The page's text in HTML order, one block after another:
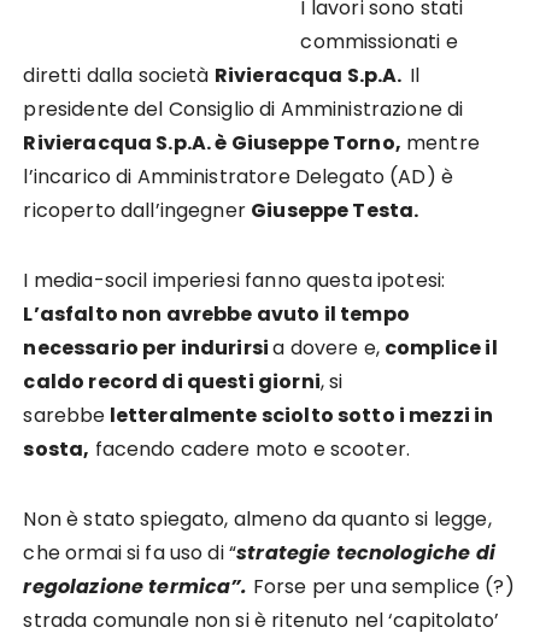
I lavori sono stati
commissionati e
diretti dalla società Rivieracqua S.p.A. Il
presidente del Consiglio di Amministrazione di
Rivieracqua S.p.A. è Giuseppe Torno, mentre
l’incarico di Amministratore Delegato (AD) è
ricoperto dall’ingegner Giuseppe Testa.
I media-socil imperiesi fanno questa ipotesi:
L’asfalto non avrebbe avuto il tempo
necessario per indurirsia dovere e, complice il
caldo record di questi giorni, si
sarebbe letteralmente sciolto sotto i mezzi in
sosta, facendo cadere moto e scooter.
Non è stato spiegato, almeno da quanto si legge,
che ormai si fa uso di “strategie tecnologiche di
regolazione termica”. Forse per una semplice (?)
strada comunale non si è ritenuto nel ‘capitolato’